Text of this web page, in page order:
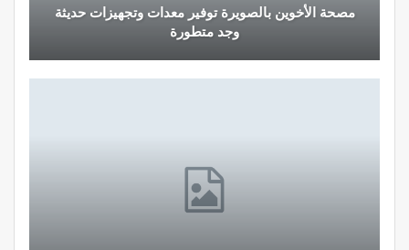
مصحة الأخوين بالصويرة توفير معدات وتجهيزات حديثة
وجد متطورة